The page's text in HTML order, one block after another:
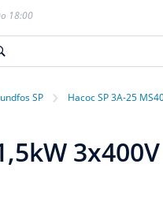
18:00
SP › Насос SP 3A-25